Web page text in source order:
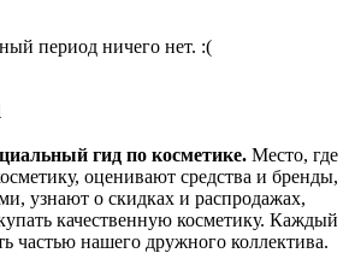
период ничего нет. :(
гид по косметике. Место, где
оценивают средства и бренды,
узнают о скидках и распродажах,
качественную косметику. Каждый
частью нашего дружного коллектива.